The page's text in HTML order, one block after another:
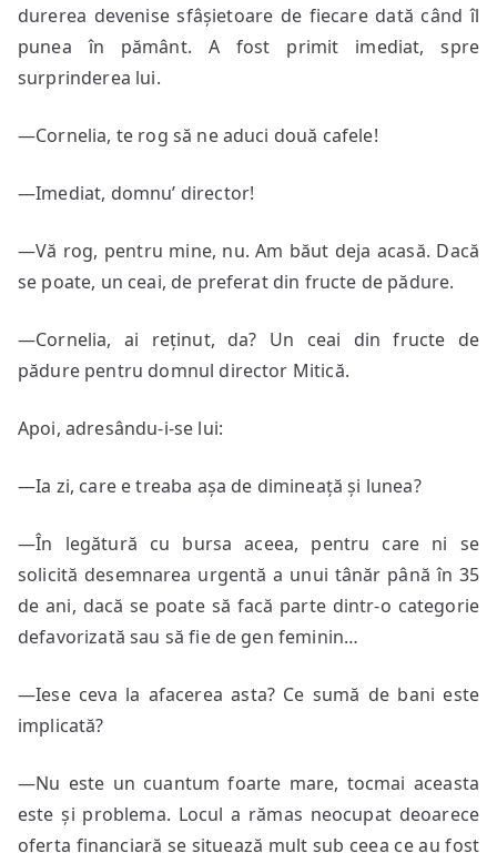
durerea devenise sfâșietoare de fiecare dată când îl
punea în pământ. A fost primit imediat, spre
surprinderea lui.
—Cornelia, te rog să ne aduci două cafele!
—Imediat, domnu’ director!
—Vă rog, pentru mine, nu. Am băut deja acasă. Dacă
se poate, un ceai, de preferat din fructe de pădure.
—Cornelia, ai reținut, da? Un ceai din fructe de
pădure pentru domnul director Mitică.
Apoi, adresându-i-se lui:
—Ia zi, care e treaba așa de dimineață și lunea?
—În legătură cu bursa aceea, pentru care ni se
solicită desemnarea urgentă a unui tânăr până în 35
de ani, dacă se poate să facă parte dintr-o categorie
defavorizată sau să fie de gen feminin…
—Iese ceva la afacerea asta? Ce sumă de bani este
implicată?
—Nu este un cuantum foarte mare, tocmai aceasta
este și problema. Locul a rămas neocupat deoarece
oferta financiară se situează mult sub ceea ce au fost